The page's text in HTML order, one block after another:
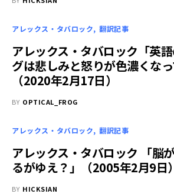
アレックス・タバロック 翻訳記事
アレックス・タバロック「英
グは悲しみと怒りが色濃くなっ
（2020年2月17日）
BY OPTICAL_FROG
アレックス・タバロック 翻訳記事
アレックス・タバロック 「脳
るがゆえ？」（2005年2月9日）
BY HICKSIAN